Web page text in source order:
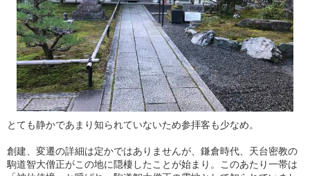
とても静かであまり知られていないため参拝客も少なめ。
創建、変遷の詳細は定かではありませんが、鎌倉時代、天台密教の
駒道智大僧正がこの地に隠棲したことが始まり。このあたり一帯は